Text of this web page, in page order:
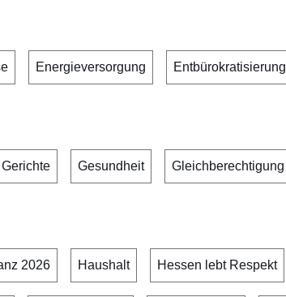
Energieversorgung Entbürokratisierung
Gerichte Gesundheit Gleichberechtigung
2026 Haushalt Hessen lebt Respekt